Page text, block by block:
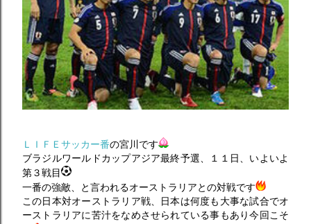
ＬＩＦＥサッカー番の宮川です
ブラジルワールドカップアジア最終予選、１１日、いよいよ
第３戦目
一番の強敵、と言われるオーストラリアとの対戦です
この日本対オーストラリア戦、日本は何度も大事な試合でオ
ーストラリアに苦汁をなめさせられている事もあり今回こそ